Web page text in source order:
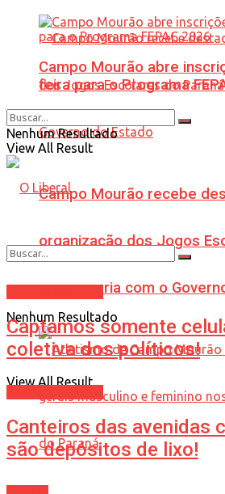
Campo Mourão recebe
organização dos Jogos
em parceria com o
Campo Mourão abre
feira para o Programa
Nenhum Resultado
View All Result
Nenhum Resultado
View All Result
Captamos somente
coletiva dos políticos!
Canteiros das avenidas
são depósitos de lixo!